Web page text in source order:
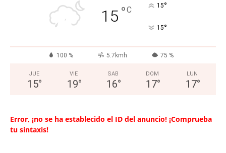
15 °C 15°
15°
100 % 5.7kmh 75 %
JUE
15°
VIE
19°
SAB
16°
DOM
17°
LUN
17°
Error, ¡no se ha establecido el ID del anuncio! ¡Comprueba
tu sintaxis!